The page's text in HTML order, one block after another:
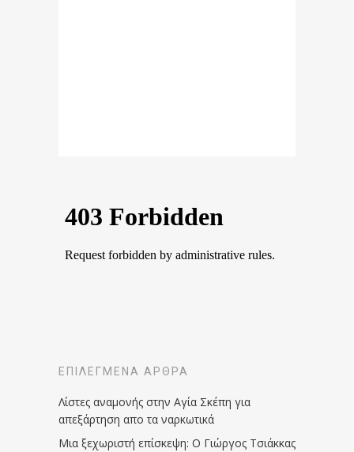
ΕΠΙΛΕΓΜΈΝΑ ΆΡΘΡΑ
Λίστες αναμονής στην Αγία Σκέπη για
απεξάρτηση απο τα ναρκωτικά
Μια ξεχωριστή επίσκεψη: Ο Γιώργος Τσιάκκας